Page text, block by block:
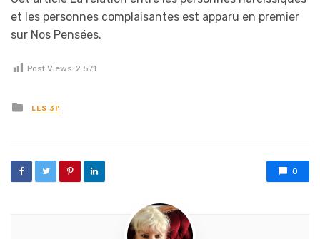
et les personnes complaisantes est apparu en premier
sur Nos Pensées.
Post Views: 2 571
Posted in
LES 3P
0